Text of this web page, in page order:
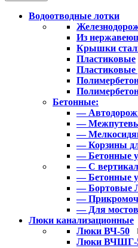
Водоотводные лотки
Из
Крышки
Пластиковые
Пластиковые
Бетонные:
—
—
—
— Корзины
— Бетонные
— С
— Бетонные
— Бортовые
—
— Для
Люки канализационные
Люки ВЧ-50
Люки ВЧШГ-